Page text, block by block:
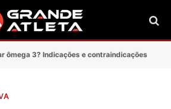
ômega 3? Indicações e contraindicações